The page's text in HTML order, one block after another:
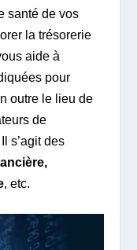
santé de vos
la trésorerie
aide à
pour
outre le lieu de
de
s’agit des
, etc.